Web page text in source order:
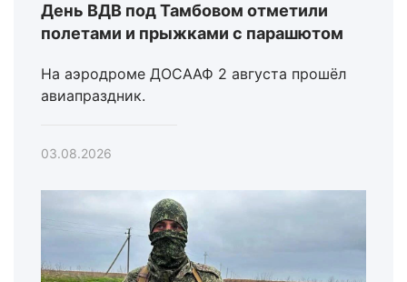
День ВДВ под Тамбовом отметили
полетами и прыжками с парашютом
На аэродроме ДОСААФ 2 августа прошёл
авиапраздник.
03.08.2026